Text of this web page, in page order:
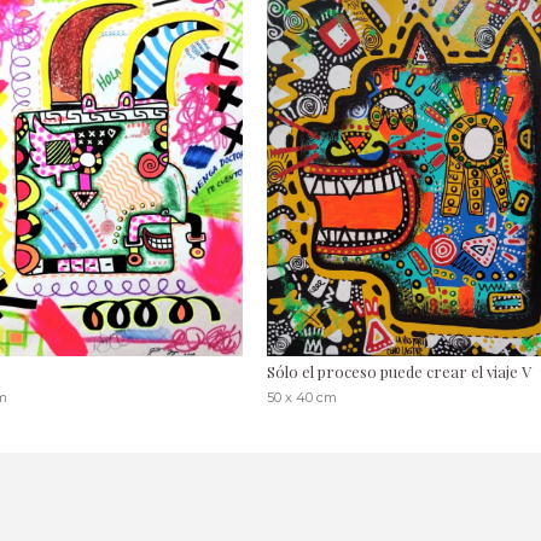
Sólo el proceso puede crear el viaje V
50 x 40 cm